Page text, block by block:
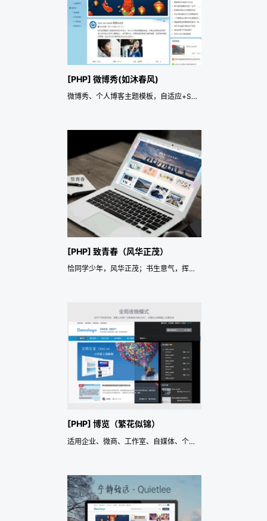
[PHP] 微博秀(如沐春风)
微博秀、个人博客主题模板，自适应+SEO优化。
[PHP] 致青春（风华正茂）
恰同学少年，风华正茂；书生意气，挥斥方遒。
[PHP] 博览（繁花似锦）
适用企业、微商、工作室、自媒体、个人博客等主题博客模板，自适应SEO优化。